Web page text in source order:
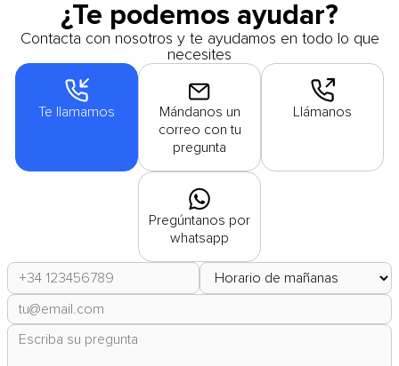
¿Te podemos ayudar?
Contacta con nosotros y te ayudamos en todo lo que
necesites
Te llamamos
Mándanos un
correo con tu
pregunta
Llámanos
Pregúntanos por
whatsapp